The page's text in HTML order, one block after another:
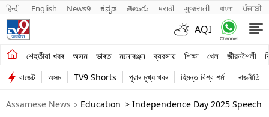
हिन्दी English News9 ಕನ್ನಡ తెలుగు मराठी ગુજરાતી বাংলা ਪੰਜਾਬੀ
AQI
শেহতীয়া খবৰ অসম ভাৰত মনোৰঞ্জন ব্যৱসায় শিক্ষা খেল জীৱনশৈলী
শেহতীয়া খবৰ
অসম
ভাৰত
বাজেট অসম TV9 Shorts পুৱাৰ মুখ্য খবৰ হিমন্ত বিশ্ব শৰ্মা ৰাজনীতি
Assamese News Education > Independence Day 2025 Speech